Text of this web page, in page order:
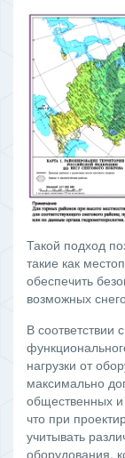
Такой подход
такие как
обеспечить
возможных
В
нагрузки от
максимально
общественных и
что при
учитывать
оборудования,